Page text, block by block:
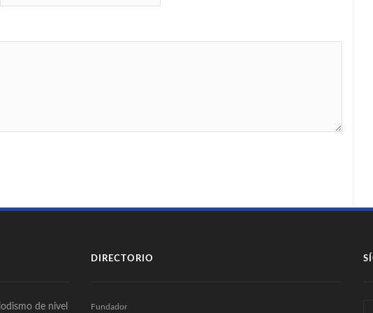
de nivel
DIRECTORIO
Fundador